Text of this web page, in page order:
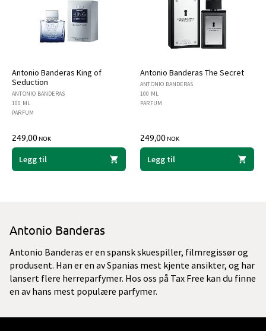
Antonio Banderas King of
Seduction
ANTONIO BANDERAS
100 ML
PARFUM
249,00NOK
Legg til
Antonio Banderas The Secret
ANTONIO BANDERAS
100 ML
PARFUM
249,00NOK
Legg til
Antonio Banderas
Antonio Banderas er en spansk skuespiller, filmregissør og
produsent. Han er en av Spanias mest kjente ansikter, og har
lansert flere herreparfymer. Hos oss på Tax Free kan du finne
en av hans mest populære parfymer.